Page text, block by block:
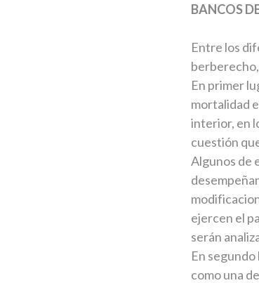
BANCOS
Entre los
En primer
mortalidad
interior, en
cuestión
Algunos de
ejercen el
serán
En
como una